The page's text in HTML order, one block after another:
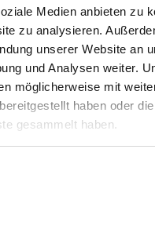
Medien anbieten zu
zu analysieren.
unserer Website an
und Analysen weiter.
möglicherweise mit
haben oder
gesammelt haben.
3 Ausführungen